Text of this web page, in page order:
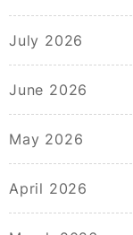
July 2026
June 2026
May 2026
April 2026